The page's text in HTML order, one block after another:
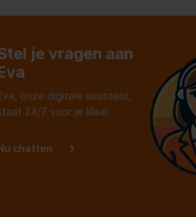
je vragen aan
onze digitale assistent,
24/7 voor je klaar
chatten